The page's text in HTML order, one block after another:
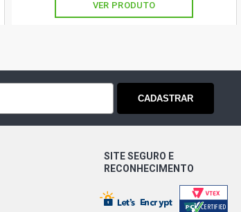
VER PRODUTO
CADASTRAR
SITE SEGURO E
RECONHECIMENTO